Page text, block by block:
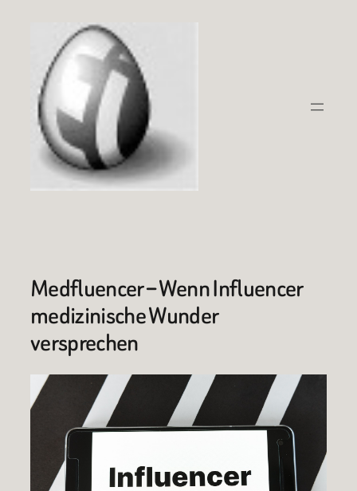
springen
Medfluencer – Wenn Influencer
medizinische Wunder
versprechen